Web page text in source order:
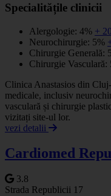
Specialitățile clinicii
Alergologie: 4% +
Neurochirurgie: 5%
Chirurgie Generală:
Chirurgie Vasculară:
Clinica Anastasios din
medicale, inclusiv
vasculară și chirurgie
vizitați site-ul lor.
vezi detalii
Cardiomed
3.8
Strada Republicii 17